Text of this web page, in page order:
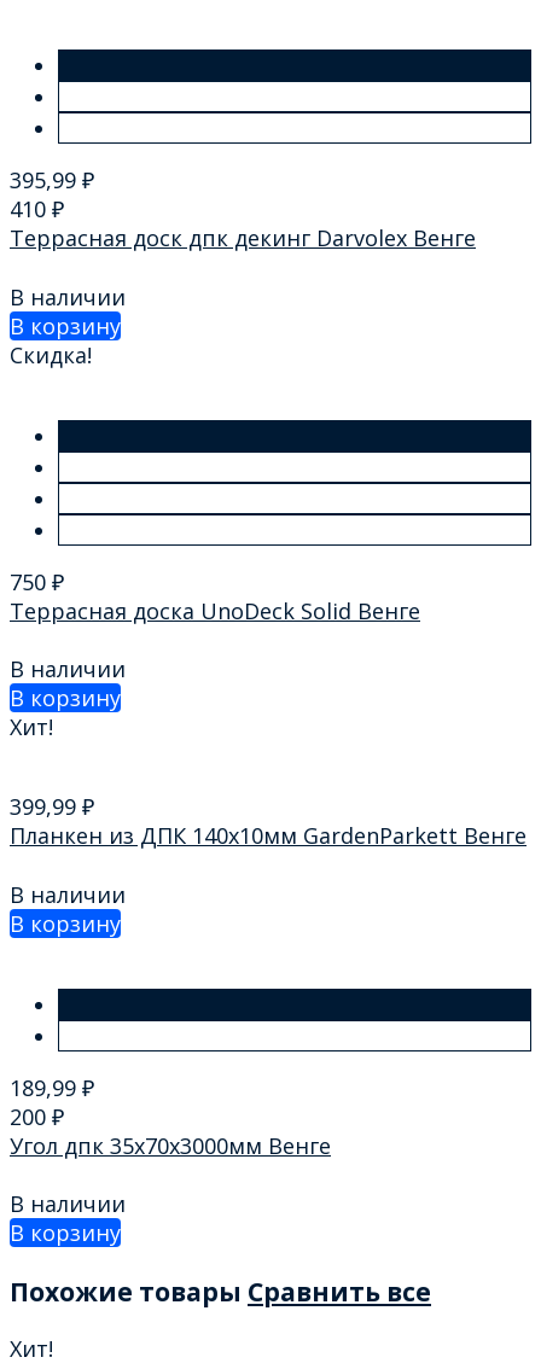
395,99 ₽
410 ₽
Террасная доск дпк декинг Darvolex Венге
В наличии
В корзину
Скидка!
750 ₽
Террасная доска UnoDeck Solid Венге
В наличии
В корзину
Хит!
399,99 ₽
Планкен из ДПК 140х10мм GardenParkett Венге
В наличии
В корзину
189,99 ₽
200 ₽
Угол дпк 35х70х3000мм Венге
В наличии
В корзину
Похожие товары Сравнить все
Хит!